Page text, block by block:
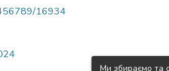
16934
Ми збираємо та